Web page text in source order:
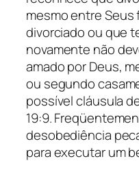
mesmo entre Seus
divorciado ou que
novamente não
amado por Deus,
ou segundo
possível cláusula
19:9.
desobediência
para executar um